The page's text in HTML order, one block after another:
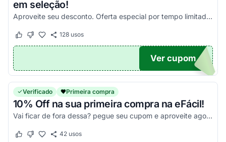
em seleção!
Aproveite seu desconto. Oferta especial por tempo limitado, não perca!
Este cupom funcionou
Este cupom não funcionou
128usos
UPOM
Ver cupom
Verificado Primeira compra
10% Off na sua primeira compra na eFácil!
Vai ficar de fora dessa? pegue seu cupom e aproveite agora mesmo!
Este cupom funcionou
Este cupom não funcionou
42usos